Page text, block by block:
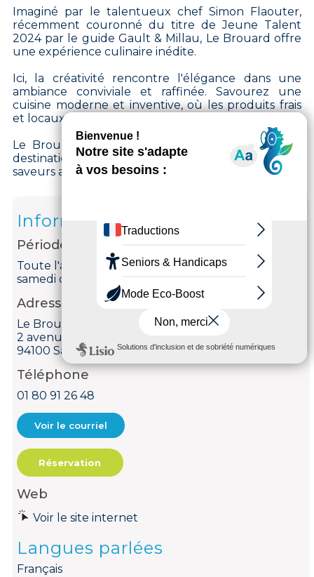
Imaginé par le talentueux chef Simon Flaouter,
récemment couronné du titre de Jeune Talent
2024 par le guide Gault & Millau, Le Brouard offre
une expérience culinaire inédite.
Ici, la créativité rencontre l'élégance dans une
ambiance conviviale et raffinée. Savourez une
cuisine moderne et inventive, où les produits frais
et locaux sont à l'honneur.
Le Brouard est plus qu'un restaurant, c'est une
destination pour les épicuriens à la recherche de
saveurs authentiques et de moments mémorables.
Informations
Période d'ouverture
Toute l'année le mardi, mercredi, jeudi, vendredi et
samedi de 12h à 15h et de 19h30 à 22h.
Adresse
Le Brouard
2 avenue du clos
94100 Saint-Maur-des-Fossés
Téléphone
01 80 91 26 48
Voir le courriel
Réservation
Web
Voir le site internet
Langues parlées
Français